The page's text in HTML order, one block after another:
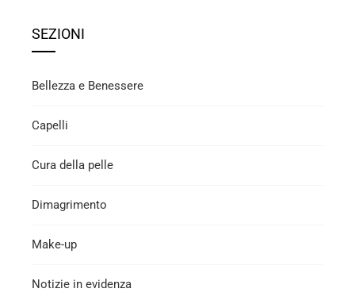
SEZIONI
Bellezza e Benessere
Capelli
Cura della pelle
Dimagrimento
Make-up
Notizie in evidenza